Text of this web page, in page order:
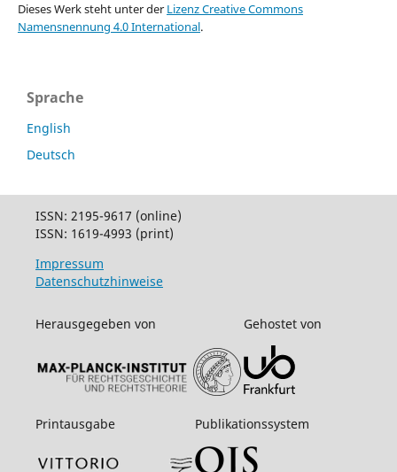
Dieses Werk steht unter der Lizenz Creative Commons
Namensnennung 4.0 International.
Sprache
English
Deutsch
ISSN: 2195-9617 (online)
ISSN: 1619-4993 (print)
Impressum
Datenschutzhinweise
Herausgegeben von Gehostet von
Printausgabe Publikationssystem